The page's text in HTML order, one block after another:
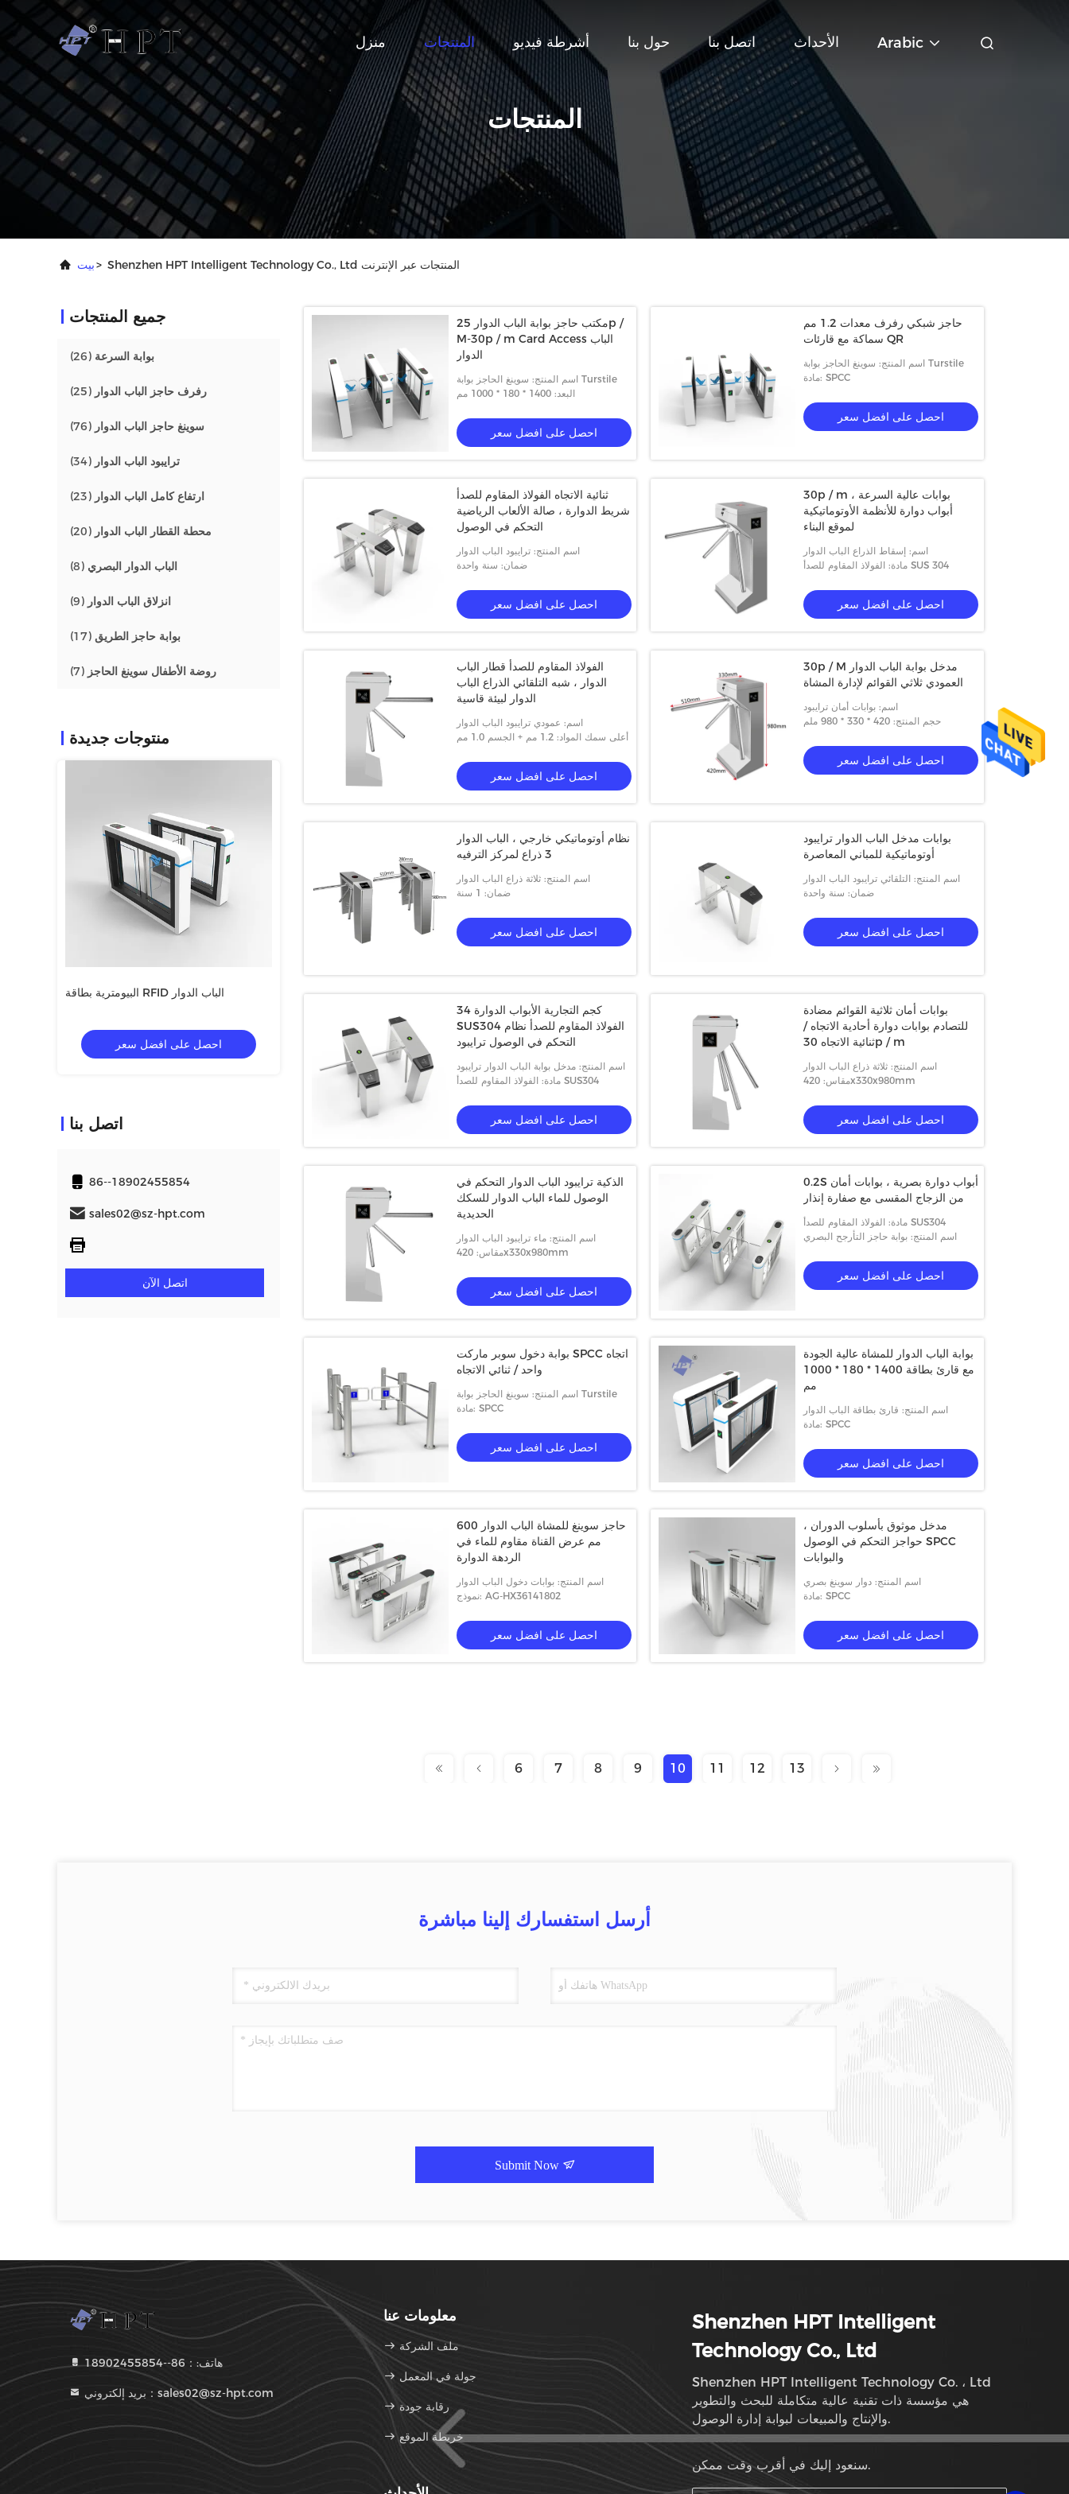
منزل المنتجات أشرطة فيديو حول بنا اتصل بنا الأحداث Arabic
المنتجات
بيت> Shenzhen HPT Intelligent Technology Co., Ltd المنتجات عبر الإنترنت
جميع المنتجات
بوابة السرعة (26)
رفرف حاجز الباب الدوار (25)
سوينغ حاجز الباب الدوار (76)
ترايبود الباب الدوار (34)
ارتفاع كامل الباب الدوار (23)
محطة القطار الباب الدوار (20)
الباب الدوار البصري (8)
انزلاق الباب الدوار (9)
بوابة حاجز الطريق (17)
روضة الأطفال سوينغ الحاجز (7)
منتوجات جديدة
البيومترية بطاقة RFID الباب الدوار
احصل على افضل سعر
بوابة الباب الدوار الضوئية الأمنية
احصل على افضل سعر
45p / m-60p / m محطة القطار الباب
الدوار
احصل على افضل سعر
أبواب دوارة خارجية لكامل الجسم
احصل على افضل سعر
ارتفاع كامل انزلاق الباب الدوار
اتصل بنا
86--18902455854
sales02@sz-hpt.com
اتصل الآن
مكتب حاجز بوابة الباب الدوار 25p /
M-30p / m Card Access الباب
الدوار
اسم المنتج: سوينغ الحاجز بوابة Turstile
البعد: 1400 * 180 * 1000 مم
احصل على افضل سعر
حاجز شبكي رفرف معدات 1.2 مم
سماكة مع قارئات QR
اسم المنتج: سوينغ الحاجز بوابة Turstile
مادة: SPCC
احصل على افضل سعر
ثنائية الاتجاه الفولاذ المقاوم للصدأ
شريط الدوارة ، صالة الألعاب الرياضية
التحكم في الوصول
اسم المنتج: ترايبود الباب الدوار
ضمان: سنة واحدة
احصل على افضل سعر
30p / m بوابات عالية السرعة ،
أبواب دوارة للأنظمة الأوتوماتيكية
لموقع البناء
اسم: إسقاط الذراع الباب الدوار
مادة: الفولاذ المقاوم للصدأ SUS 304
احصل على افضل سعر
الفولاذ المقاوم للصدأ قطار الباب
الدوار ، شبه التلقائي الذراع الباب
الدوار لبيئة قاسية
اسم: عمودي ترايبود الباب الدوار
أعلى سمك المواد: 1.2 مم + الجسم 1.0 مم
احصل على افضل سعر
30p / M مدخل بوابة الباب الدوار
العمودي ثلاثي القوائم لإدارة المشاة
اسم: بوابات أمان ترايبود
حجم المنتج: 420 * 330 * 980 ملم
احصل على افضل سعر
نظام أوتوماتيكي خارجي ، الباب الدوار
3 ذراع لمركز الترفيه
اسم المنتج: ثلاثة ذراع الباب الدوار
ضمان: 1 سنة
احصل على افضل سعر
بوابات مدخل الباب الدوار ترايبود
أوتوماتيكية للمباني المعاصرة
اسم المنتج: التلقائي ترايبود الباب الدوار
ضمان: سنة واحدة
احصل على افضل سعر
34 كجم التجارية الأبواب الدوارة
SUS304 الفولاذ المقاوم للصدأ نظام
التحكم في الوصول ترايبود
اسم المنتج: مدخل بوابة الباب الدوار ترايبود
مادة: الفولاذ المقاوم للصدأ SUS304
احصل على افضل سعر
بوابات أمان ثلاثية القوائم مضادة
للتصادم بوابات دوارة أحادية الاتجاه /
ثنائية الاتجاه 30p / m
اسم المنتج: ثلاثة ذراع الباب الدوار
مقاس: 420x330x980mm
احصل على افضل سعر
الذكية ترايبود الباب الدوار التحكم في
الوصول للماء الباب الدوار للسكك
الحديدية
اسم المنتج: ماء ترايبود الباب الدوار
مقاس: 420x330x980mm
احصل على افضل سعر
0.2S أبواب دوارة بصرية ، بوابات أمان
من الزجاج المقسى مع صفارة إنذار
مادة: الفولاذ المقاوم للصدأ SUS304
اسم المنتج: بوابة حاجز التأرجح البصري
احصل على افضل سعر
بوابة دخول سوبر ماركت SPCC اتجاه
واحد / ثنائي الاتجاه
اسم المنتج: سوينغ الحاجز بوابة Turstile
مادة: SPCC
احصل على افضل سعر
بوابة الباب الدوار للمشاة عالية الجودة
مع قارئ بطاقة 1400 * 180 * 1000
مم
اسم المنتج: قارئ بطاقة الباب الدوار
مادة: SPCC
احصل على افضل سعر
حاجز سوينغ للمشاة الباب الدوار 600
مم عرض القناة مقاوم للماء في
الردهة الدوارة
اسم المنتج: بوابات دخول الباب الدوار
نموذج: AG-HX36141802
احصل على افضل سعر
مدخل موثوق بأسلوب الدوران ،
حواجز التحكم في الوصول SPCC
والبوابات
اسم المنتج: دوار سوينغ بصري
مادة: SPCC
احصل على افضل سعر
6 7 8 9 10 11 12 13
أرسل استفسارك إلينا مباشرة
Submit Now
هاتف:：86--18902455854
بريد إلكتروني：sales02@sz-hpt.com
معلومات عنا
ملف الشركة
جولة في المعمل
رقابة جودة
خريطة الموقع
Shenzhen HPT Intelligent
Technology Co., Ltd
Shenzhen HPT Intelligent Technology Co. ، Ltd
هي مؤسسة ذات تقنية عالية متكاملة للبحث والتطوير
والإنتاج والمبيعات لبوابة إدارة الوصول.
سنعود إليك في أقرب وقت ممكن.